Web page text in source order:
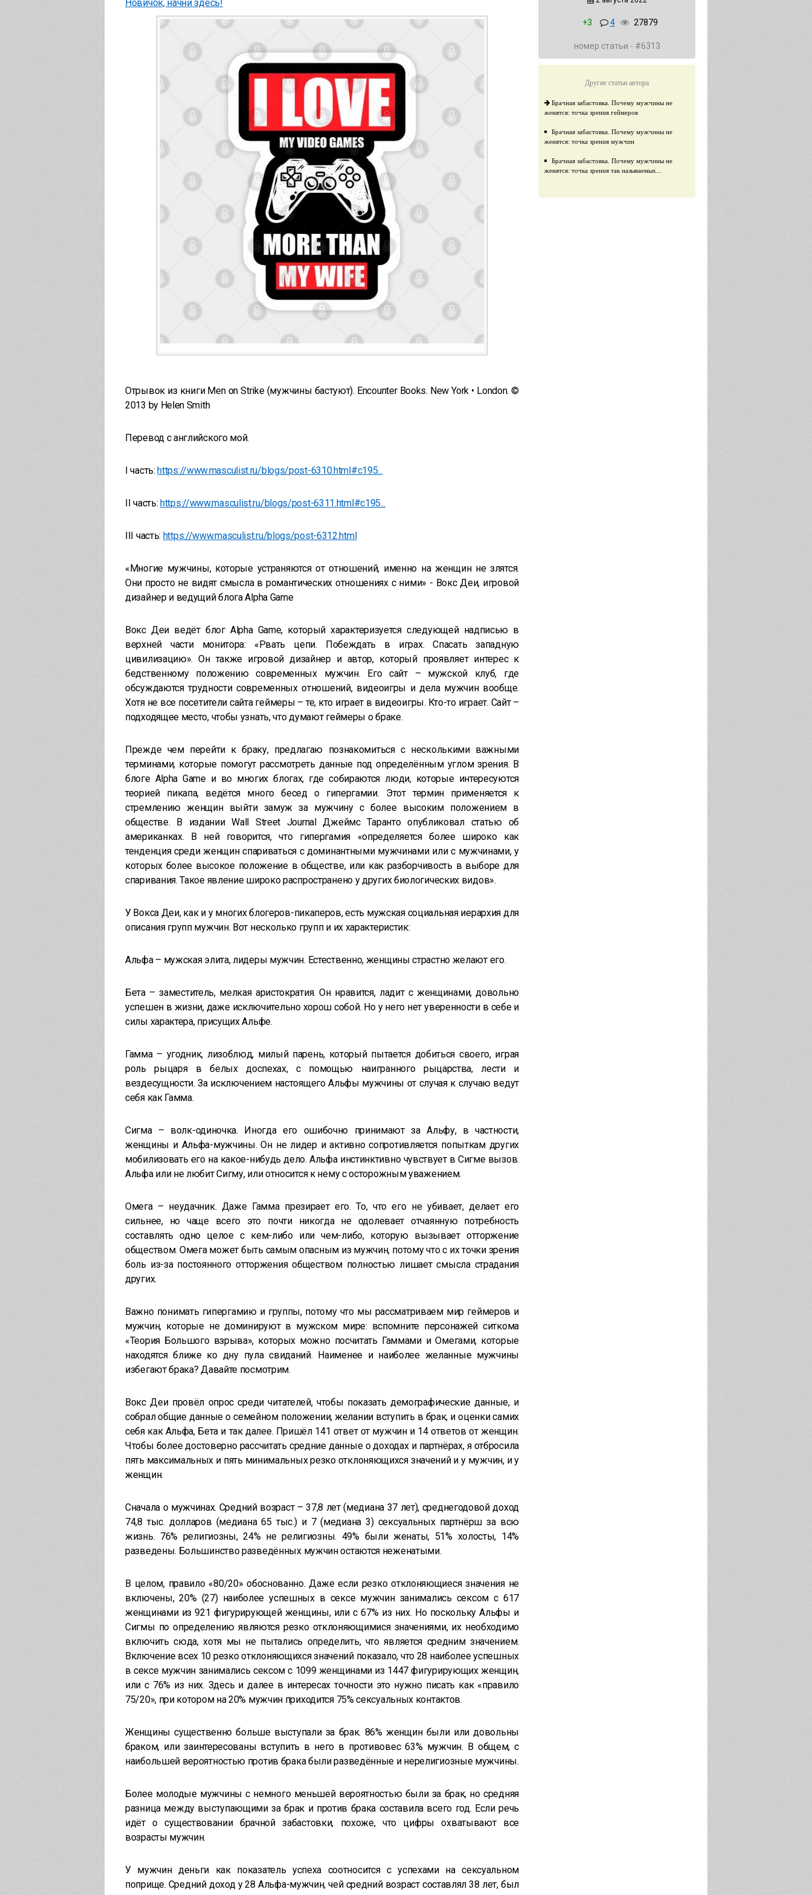
Новичок, начни здесь!
Отрывок из книги Men on Strike (мужчины бастуют). Encounter Books. New York • London. ©
2013 by Helen Smith
Перевод с английского мой.
I часть:https://www.masculist.ru/blogs/post-6310.html#c195...
IIчасть:https://www.masculist.ru/blogs/post-6311.html#c195...
III часть: https://www.masculist.ru/blogs/post-6312.html
«Многие мужчины, которые устраняются от отношений, именно на женщин не злятся.
Они просто не видят смысла в романтических отношениях с ними» - Вокс Деи, игровой
дизайнер и ведущий блога Alpha Game
Вокс Деи ведёт блог Alpha Game, который характеризуется следующей надписью в
верхней части монитора: «Рвать цепи. Побеждать в играх. Спасать западную
цивилизацию». Он также игровой дизайнер и автор, который проявляет интерес к
бедственному положению современных мужчин. Его сайт – мужской клуб, где
обсуждаются трудности современных отношений, видеоигры и дела мужчин вообще.
Хотя не все посетители сайта геймеры – те, кто играет в видеоигры. Кто-то играет. Сайт –
подходящее место, чтобы узнать, что думают геймеры о браке.
Прежде чем перейти к браку, предлагаю познакомиться с несколькими важными
терминами, которые помогут рассмотреть данные под определённым углом зрения. В
блоге Alpha Game и во многих блогах, где собираются люди, которые интересуются
теорией пикапа, ведётся много бесед о гипергамии. Этот термин применяется к
стремлению женщин выйти замуж за мужчину с более высоким положением в
обществе. В издании Wall Street Journal Джеймс Таранто опубликовал статью об
американках. В ней говорится, что гипергамия «определяется более широко как
тенденция среди женщин спариваться с доминантными мужчинами или с мужчинами, у
которых более высокое положение в обществе, или как разборчивость в выборе для
спаривания. Такое явление широко распространено у других биологических видов».
У Вокса Деи, как и у многих блогеров-пикаперов, есть мужская социальная иерархия для
описания групп мужчин. Вот несколько групп и их характеристик:
Альфа – мужская элита, лидеры мужчин. Естественно, женщины страстно желают его.
Бета – заместитель, мелкая аристократия. Он нравится, ладит с женщинами, довольно
успешен в жизни, даже исключительно хорош собой. Но у него нет уверенности в себе и
силы характера, присущих Альфе.
Гамма – угодник, лизоблюд, милый парень, который пытается добиться своего, играя
роль рыцаря в белых доспехах, с помощью наигранного рыцарства, лести и
вездесущности. За исключением настоящего Альфы мужчины от случая к случаю ведут
себя как Гамма.
Сигма – волк-одиночка. Иногда его ошибочно принимают за Альфу, в частности,
женщины и Альфа-мужчины. Он не лидер и активно сопротивляется попыткам других
мобилизовать его на какое-нибудь дело. Альфа инстинктивно чувствует в Сигме вызов.
Альфа или не любит Сигму, или относится к нему с осторожным уважением.
Омега – неудачник. Даже Гамма презирает его. То, что его не убивает, делает его
сильнее, но чаще всего это почти никогда не одолевает отчаянную потребность
составлять одно целое с кем-либо или чем-либо, которую вызывает отторжение
обществом. Омега может быть самым опасным из мужчин, потому что с их точки зрения
боль из-за постоянного отторжения обществом полностью лишает смысла страдания
других.
Важно понимать гипергамию и группы, потому что мы рассматриваем мир геймеров и
мужчин, которые не доминируют в мужском мире: вспомните персонажей ситкома
«Теория Большого взрыва», которых можно посчитать Гаммами и Омегами, которые
находятся ближе ко дну пула свиданий. Наименее и наиболее желанные мужчины
избегают брака? Давайте посмотрим.
Вокс Деи провёл опрос среди читателей, чтобы показать демографические данные, и
собрал общие данные о семейном положении, желании вступить в брак, и оценки самих
себя как Альфа, Бета и так далее. Пришёл 141 ответ от мужчин и 14 ответов от женщин.
Чтобы более достоверно рассчитать средние данные о доходах и партнёрах, я отбросила
пять максимальных и пять минимальных резко отклоняющихся значений и у мужчин, и у
женщин.
Сначала о мужчинах. Средний возраст – 37,8 лет (медиана 37 лет), среднегодовой доход
74,8 тыс. долларов (медиана 65 тыс.) и 7 (медиана 3) сексуальных партнёрш за всю
жизнь. 76% религиозны, 24% не религиозны. 49% были женаты, 51% холосты, 14%
разведены. Большинство разведённых мужчин остаются неженатыми.
В целом, правило «80/20» обоснованно. Даже если резко отклоняющиеся значения не
включены, 20% (27) наиболее успешных в сексе мужчин занимались сексом с 617
женщинами из 921 фигурирующей женщины, или с 67% из них. Но поскольку Альфы и
Сигмы по определению являются резко отклоняющимися значениями, их необходимо
включить сюда, хотя мы не пытались определить, что является средним значением.
Включение всех 10 резко отклоняющихся значений показало, что 28 наиболее успешных
в сексе мужчин занимались сексом с 1099 женщинами из 1447 фигурирующих женщин,
или с 76% из них. Здесь и далее в интересах точности это нужно писать как «правило
75/20», при котором на 20% мужчин приходится 75% сексуальных контактов.
Женщины существенно больше выступали за брак. 86% женщин были или довольны
браком, или заинтересованы вступить в него в противовес 63% мужчин. В общем, с
наибольшей вероятностью против брака были разведённые и нерелигиозные мужчины.
Более молодые мужчины с немного меньшей вероятностью были за брак, но средняя
разница между выступающими за брак и против брака составила всего год. Если речь
идёт о существовании брачной забастовки, похоже, что цифры охватывают все
возрасты мужчин.
У мужчин деньги как показатель успеха соотносится с успехами на сексуальном
поприще. Средний доход у 28 Альфа-мужчин, чей средний возраст составлял 38 лет, был
+3 4 27879
номер статьи - #6313
Другие статьи автора
Брачная забастовка. Почему мужчины не
женятся: точка зрения геймеров
Брачная забастовка. Почему мужчины не
женятся: точка зрения мужчин
Брачная забастовка. Почему мужчины не
женятся: точка зрения так называемых...